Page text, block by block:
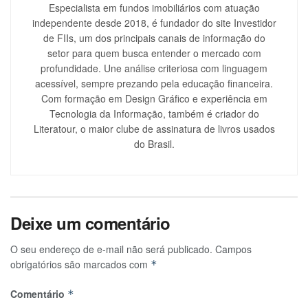
Especialista em fundos imobiliários com atuação
independente desde 2018, é fundador do site Investidor
de FIIs, um dos principais canais de informação do
setor para quem busca entender o mercado com
profundidade. Une análise criteriosa com linguagem
acessível, sempre prezando pela educação financeira.
Com formação em Design Gráfico e experiência em
Tecnologia da Informação, também é criador do
Literatour, o maior clube de assinatura de livros usados
do Brasil.
Deixe um comentário
O seu endereço de e-mail não será publicado. Campos
obrigatórios são marcados com *
Comentário *